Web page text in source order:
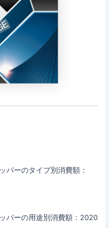
パーのタイプ別消費額：
パーの用途別消費額：2020